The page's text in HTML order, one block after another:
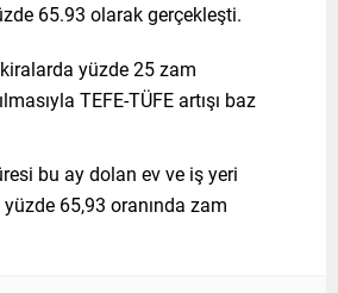
65.93 olarak gerçekleşti.
yüzde 25 zam
TEFE-TÜFE artışı baz
bu ay dolan ev ve iş yeri
65,93 oranında zam